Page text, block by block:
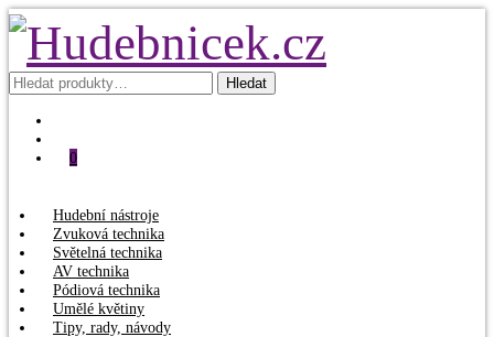
Hledat: Hledat
0
Hudební nástroje
Zvuková technika
Světelná technika
AV technika
Pódiová technika
Umělé květiny
Tipy, rady, návody